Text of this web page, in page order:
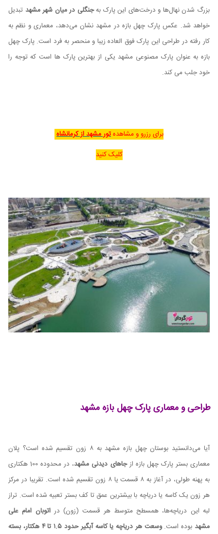
بزرگ شدن نهال‌ها و درخت‌های این پارک بهجنگلی در میان شهر مشهد تبدیل
خواهد شد. عکس پارک چهل بازه در مشهد نشان می‌دهد، معماری و نظم به
کار رفته در طراحی این پارک فوق العاده زیبا و منحصر به فرد است. پارک چهل
بازه به عنوان پارک مصنوعی مشهد یکی از بهترین پارک ها است که توجه را
خود جلب می کند.
برای رزرو و مشاهدهتور مشهد از کرمانشاه
کلیک کنید
طراحی و معماری پارک چهل بازه مشهد
آیا می‌دانستید بوستان چهل بازه مشهد به ۸ زون تقسیم شده است؟ پلان
معماری بستر پارک چهل بازه ازجاهای دیدنی مشهد
، در محدوده 100 هکتاری
به پهنه طولی، در آغاز به ۸ قسمت یا ۸ زون تقسیم شده است. تقریبا در مرکز
هر زون یک کاسه یا دریاچه با بیشترین عمق تا کف بستر تعبیه شده است. تراز
لبه این دریاچه‌ها، همسطح متوسط هر قسمت (زون) دراتوبان امام علی
مشهد بوده است.
وسعت هر دریاچه یا کاسه آبگیر حدود ۱.۵ تا ۴ هکتار، بسته